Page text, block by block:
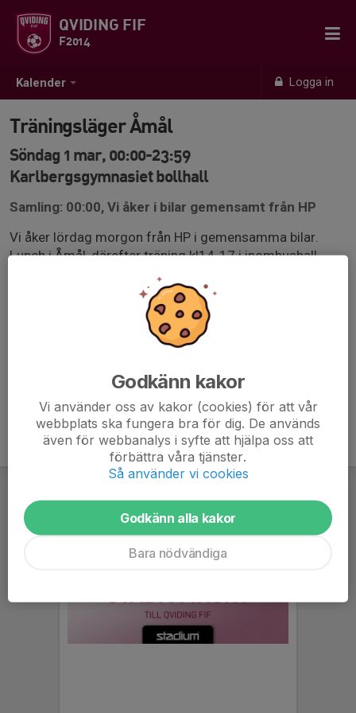
Kalender Logga in
QVIDING FIF
F2014
Träningsläger Åmål
Söndag 1 mar, 00:00-23:59
Karlbergsgymnasiet bollhall
Samling: 00:00, Vi åker i bilar gemensamt från HP
Vi åker lördag morgon från HP i gemensamma bilar.
Lunch i Åmål, därefter träning kl14-17 i inomhushall
med konstgräs. Övernattning i scoutstuga likt Skatås så
ta med luftmadrass sovsäck mm. Middag å snacks på
kvällen. Frukost i stugan på morgonen. Träning eller
träningsmatch 9.30-11.30. Lunch och därefter rullar vi
hemåt. För att täcka kostnaden för hallhyror och boende
Godkänn kakor
Vi använder oss av kakor (cookies) för att vår
webbplats ska fungera bra för dig. De används
även för webbanalys i syfte att hjälpa oss att
förbättra våra tjänster.
Så använder vi cookies
Godkänn alla kakor
Bara nödvändiga